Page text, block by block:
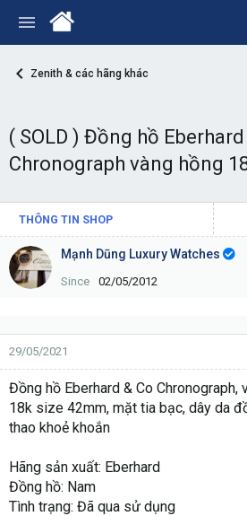
Zenith & các hãng khác
( SOLD ) Đồng hồ Eberhard
Chronograph vàng hồng
THÔNG TIN SHOP
Mạnh Dũng Luxury Watches
Since 02/05/2012
29/05/2021
Đồng hồ Eberhard & Co Chronograph,
18k size 42mm, mặt tia bạc, dây da
thao khoẻ khoắn
Hãng sản xuất: Eberhard
Đồng hồ: Nam
Tình trạng: Đã qua sử dụng